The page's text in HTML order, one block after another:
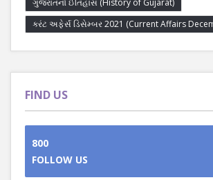
ગુજરાતનો ઈતિહાસ (History of Gujarat)
કરંટ અફેર્સ ડિસેમ્બર 2021 (Current Affairs
FIND US
800
FOLLOW US